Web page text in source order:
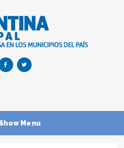
Menu